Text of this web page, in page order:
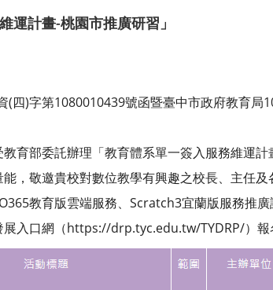
運計畫-桃園市推廣研習」
(四)字第1080010439號函暨臺中市政府教育局
育部委託辦理「教育體系單一簽入服務維運
，敬邀貴校對數位教學有興趣之校長、主任及
教育版雲端服務、Scratch3宜蘭版服務推
入口網（https://drp.tyc.edu.tw/TYDRP/）報